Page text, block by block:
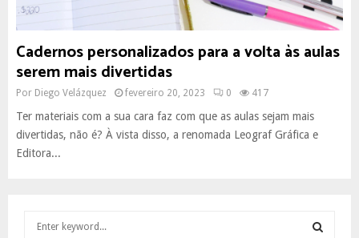
Cadernos personalizados para a volta às aulas
serem mais divertidas
Por Diego Velázquez fevereiro 20, 2023 0 417
Ter materiais com a sua cara faz com que as aulas sejam mais
divertidas, não é? À vista disso, a renomada Leograf Gráfica e
Editora...